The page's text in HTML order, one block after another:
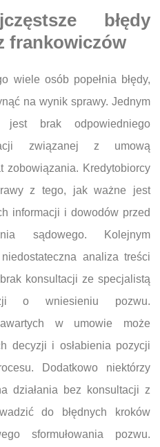
błędy
frankowiczów
wiele osób popełnia błędy,
na wynik sprawy. Jednym
jest brak odpowiedniego
związanej z umową
zobowiązania. Kredytobiorcy
z tego, jak ważne jest
informacji i dowodów przed
sądowego. Kolejnym
analiza treści
konsultacji ze specjalistą
o wniesieniu pozwu.
w umowie może
decyzji i osłabienia pozycji
Dodatkowo niektórzy
działania bez konsultacji z
do błędnych kroków
sformułowania pozwu.